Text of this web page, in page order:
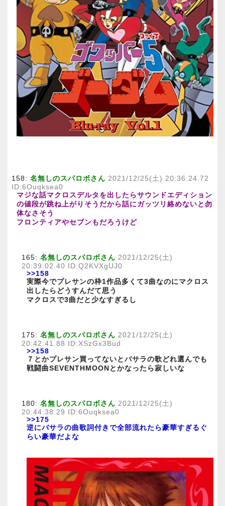
158: 名無しのスパロボさん 2021/12/25(土) 20:36:24.72
ID:6Ouqksea0
マジな話マクロスデルタを出したらサウンドエディション
の値段が跳ね上がりそうだから話にガッツリ絡めないと勿
体なさそう
フロンティアやセブンもだろうけど
165: 名無しのスパロボさん 2021/12/25(土)
20:39:02.40 ID:Q2KVXgUJ0
>>158
実際今でプレサンの枠1作品多くて3曲なのにマクロス
出したらどうすんだて思う
マクロスで3曲だと少なすぎるし
175: 名無しのスパロボさん 2021/12/25(土)
20:42:41.88 ID:XSzGx3Bud
>>158
７とかプレサン買ってないとバサラの歌どれ選んでも
戦闘曲SEVENTHMOONとかなったら寂しいな
180: 名無しのスパロボさん 2021/12/25(土)
20:44:38.29 ID:6Ouqksea0
>>175
逆にバサラの曲歌詞付きで全部流れたら豪華すぎるぐ
らい豪華だよな